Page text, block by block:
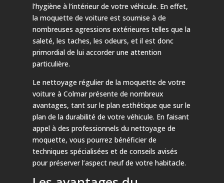
l’hygiène à l’intérieur de votre véhicule. En effet,
la moquette de voiture est soumise à de
nombreuses agressions extérieures telles que la
saleté, les taches, les odeurs, et il est donc
primordial de lui accorder une attention
particulière.
Le nettoyage régulier de la moquette de votre
voiture à Colmar présente de nombreux
avantages, tant sur le plan esthétique que sur le
plan de la durabilité de votre véhicule. En faisant
appel à des professionnels du nettoyage de
moquette, vous pourrez bénéficier de
techniques spécialisées et de conseils avisés
pour préserver l’aspect neuf de votre habitacle.